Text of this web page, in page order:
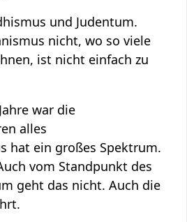
und Judentum.
nicht, wo so viele
ist nicht einfach zu
war die
alles
hat ein großes Spektrum.
vom Standpunkt des
geht das nicht. Auch die